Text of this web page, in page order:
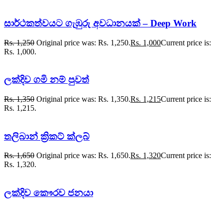
සාර්ථකත්වයට ගැඹුරු අවධානයක් – Deep Work
Rs.1,250 Original price was: Rs. 1,250.Rs. 1,000Current price is:
Rs. 1,000.
ලක්දිව ගමි නම් පුවත්
Rs.1,350 Original price was: Rs. 1,350.Rs. 1,215Current price is:
Rs. 1,215.
තලිබාන් ක්‍රිකට් ක්ලබ්
Rs.1,650 Original price was: Rs. 1,650.Rs. 1,320Current price is:
Rs. 1,320.
ලක්දිව කෞරව ජනයා